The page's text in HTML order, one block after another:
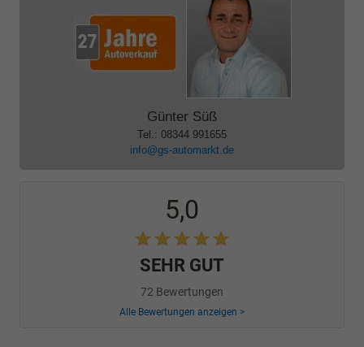
Günter Süß
Tel.: 08344 991655
info@gs-automarkt.de
5,0
SEHR GUT
72 Bewertungen
Alle Bewertungen anzeigen >